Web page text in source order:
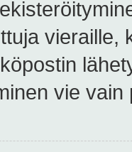
vieraille,
vie